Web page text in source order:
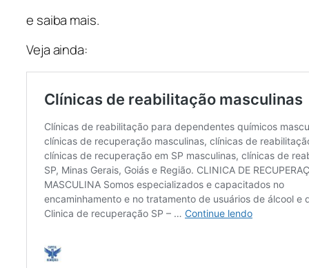
e saiba mais.
Veja ainda: